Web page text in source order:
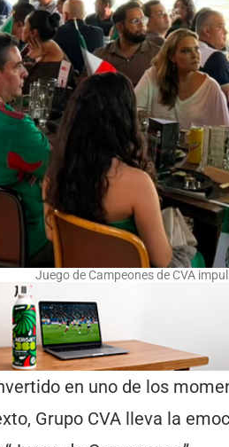
Juego de Campeones de CVA
en uno de los
Grupo CVA lleva la